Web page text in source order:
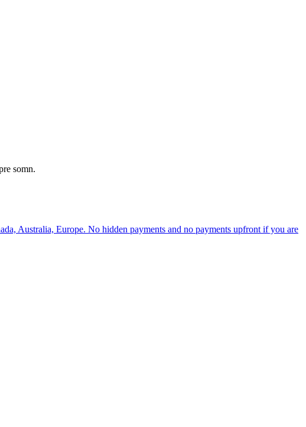
somn.
Australia, Europe. No hidden payments and no payments upfront if you are